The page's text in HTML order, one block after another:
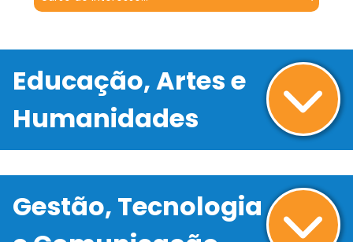
Educação, Artes e
Humanidades
Gestão, Tecnologia